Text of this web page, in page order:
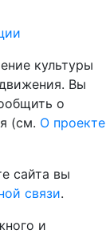
культуры
Вы
о
(см. О проекте
сайта вы
связи.
и